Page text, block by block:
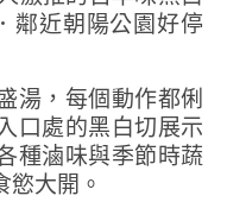
湯，每個動作都俐
口處的黑白切展示
種滷味與季節時蔬
大開。